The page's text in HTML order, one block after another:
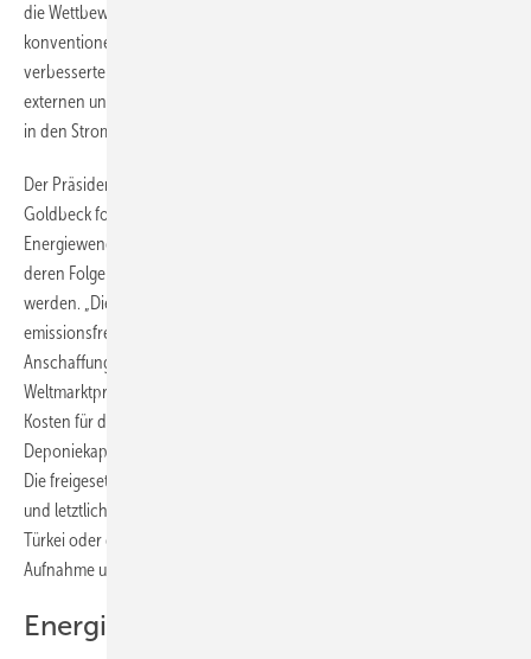
die Wettbewerbsverzerrungen zwischen erneuerbaren und
konventionellen Energien beseitigt. Dazu bedarf es eines
verbesserten Handels mit Kohlendioxidzertifikaten, so dass die
externen und Folgekosten bei der Verbrennung von Öl, Gas und Kohle
in den Strompreis mit einbezogen werden.
Der Präsident des Bundesverbandes Solarwirtschaft Joachim
Goldbeck fordert in einem Interview konsequente Investitionen in die
Energiewende. Zudem fordert er, dass die Kohlendioxidemission und
deren Folgekosten in den Preis für konventionellen Strom einbezogen
werden. „Die regenerativen Energien sind unbegrenzt vorhanden und
emissionsfrei“, erklärt Goldbeck. „Die Anlagen haben nur einen
Anschaffungspreis und Wartungskosten. Dem steht der
Weltmarktpreis von Öl, Gas oder Kohle gegenüber, nicht aber deren
Kosten für die Zerstörung der Erdatmosphäre. Die knappe
Deponiekapazität der Atmosphäre ist zum Beispiel nicht eingepreist.
Die freigesetzten Emissionen führen zu Klimawandel, Umweltschäden
und letztlich zu Armutsflüchtlingen, die zu Zehntausenden über die
Türkei oder das Mittelmeer nach Europa drängen. Deren Abwehr oder
Aufnahme und Integration ist ein Teil dieses Preises.“
Energiewende global denken